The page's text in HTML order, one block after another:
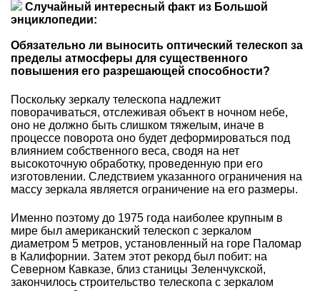
Случайный интересный факт из Большой
энциклопедии:
Обязательно ли выносить оптический телескоп за
пределы атмосферы для существенного
повышения его разрешающей способности?
Поскольку зеркалу телескопа надлежит
поворачиваться, отслеживая объект в ночном небе,
оно не должно быть слишком тяжелым, иначе в
процессе поворота оно будет деформироваться под
влиянием собственного веса, сводя на нет
высокоточную обработку, проведенную при его
изготовлении. Следствием указанного ограничения на
массу зеркала является ограничение на его размеры.
Именно поэтому до 1975 года наиболее крупным в
мире был американский телескоп с зеркалом
диаметром 5 метров, установленный на горе Паломар
в Калифорнии. Затем этот рекорд был побит: на
Северном Кавказе, близ станицы Зеленчукской,
закончилось строительство телескопа с зеркалом